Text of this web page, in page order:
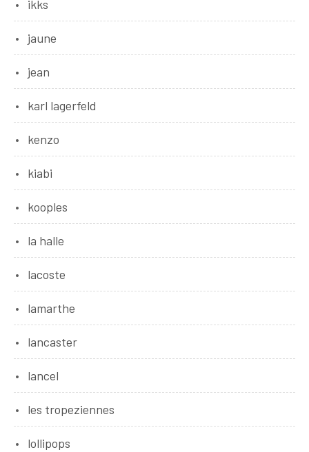
ikks
jaune
jean
karl lagerfeld
kenzo
kiabi
kooples
la halle
lacoste
lamarthe
lancaster
lancel
les tropeziennes
lollipops